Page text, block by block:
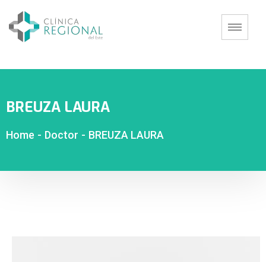
BREUZA LAURA
Home - Doctor - BREUZA LAURA